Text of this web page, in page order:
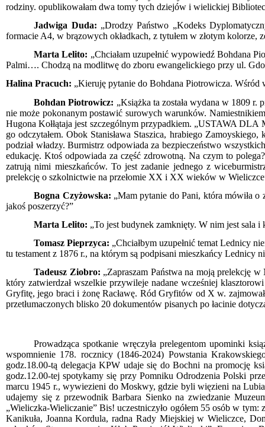
rodziny. opublikowałam dwa tomy tych dziejów i wielickiej
Jadwiga Duda: „Drodzy Państwo „Kodeks
formacie A4, w brązowych okładkach, z tytułem w złotym kolorze,
Marta Lelito: „Chciałam uzupełnić wypowiedź Bohdana
Palmi…. Chodzą na modlitwę do zboru ewangelickiego przy ul.
Halina Pracuch: „Kieruję pytanie do Bohdana Piotrowicza.
Bohdan Piotrowicz: „Książka ta została wydana w 1809
nie może pokonanym postawić surowych warunków.
Hugona Kołłątaja jest szczególnym przypadkiem. „USTAWA
go odczytałem. Obok Stanisława Staszica, hrabiego
podział władzy. Burmistrz odpowiada za bezpieczeństwo
edukację. Ktoś odpowiada za część zdrowotną. Na czym to
zatrują nimi mieszkańców. To jest zadanie jednego z
prelekcję o szkolnictwie na przełomie XX i XX wieków w
Bogna Czyżowska: „Mam pytanie do Pani, która mówiła
jakoś poszerzyć?”
Marta Lelito: „To jest budynek zamknięty. W nim jest sala
Tomasz Pieprzyca: „Chciałbym uzupełnić temat Lednicy
tu testament z 1876 r., na którym są podpisani mieszkańcy Lednicy
Tadeusz Ziobro: „Zapraszam Państwa na moją prelekcję
który zatwierdzał wszelkie przywileje nadane wcześniej
Gryfitę, jego braci i żonę Racławę. Ród Gryfitów od X w.
przetłumaczonych blisko 20 dokumentów pisanych po łacinie
Prowadząca spotkanie wręczyła prelegentom upominki
wspomnienie 178. rocznicy (1846-2024) Powstania
godz.18.00-tą delegacja KPW udaje się do Bochni na promocję
godz.12.00-tej spotykamy się przy Pomniku Odrodzenia Polski
marcu 1945 r., wywiezieni do Moskwy, gdzie byli więzieni na
udajemy się z przewodnik Barbara Sienko na zwiedzanie
„Wieliczka-Wieliczanie” Bis! uczestniczyło ogółem 55 osób w
Kanikuła, Joanna Kordula, radna Rady Miejskiej w Wieliczce,